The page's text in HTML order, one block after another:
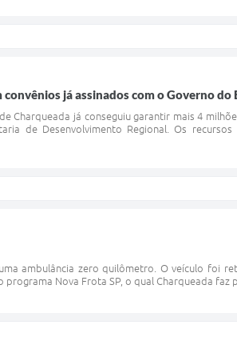
já assinados com o Governo do
Charqueada já conseguiu garantir mais 4
de Desenvolvimento Regional. Os
ambulância zero quilômetro. O veículo foi
Nova Frota SP, o qual Charqueada faz